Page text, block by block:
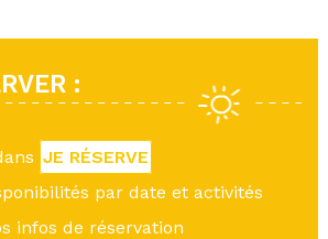
:
JE RÉSERVE
par date et activités
infos de réservation